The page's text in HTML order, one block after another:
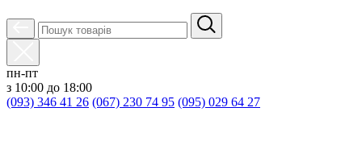
пн-пт
з 10:00 до 18:00
(093) 346 41 26 (067) 230 74 95 (095) 029 64 27